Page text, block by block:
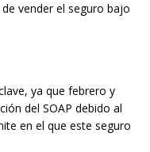
vender el seguro bajo
ya que febrero y
del SOAP debido al
en el que este seguro